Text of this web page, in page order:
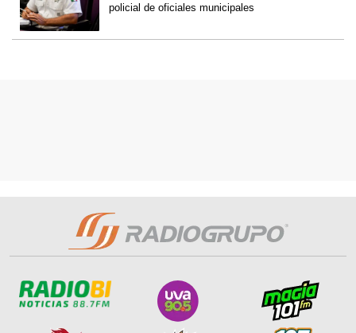
policial de oficiales municipales